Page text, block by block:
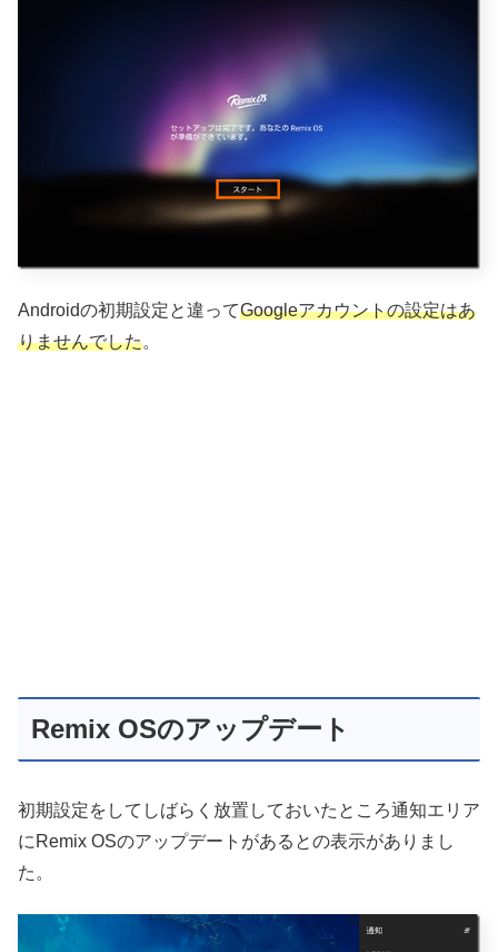
Androidの初期設定と違ってGoogleアカウントの設定はあ
りませんでした。
Remix OSのアップデート
初期設定をしてしばらく放置しておいたところ通知エリア
にRemix OSのアップデートがあるとの表示がありまし
た。